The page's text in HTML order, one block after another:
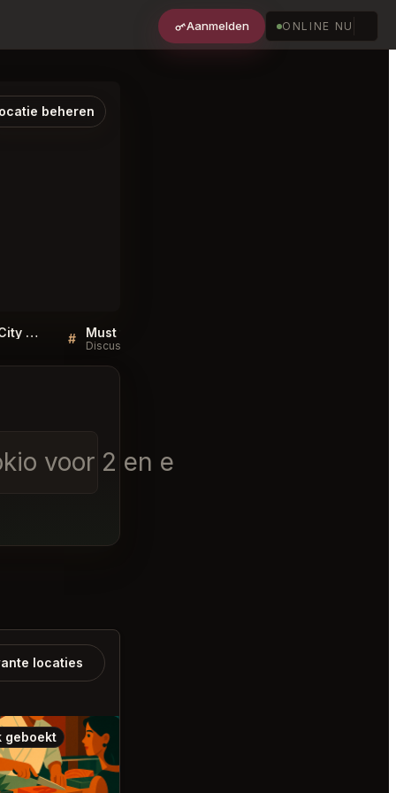
Aanmelden ONLINE NU
beheren
SUGALABO inc Minato City FAQ # Discussie
voor 2 en een labrador
locaties
geboekt